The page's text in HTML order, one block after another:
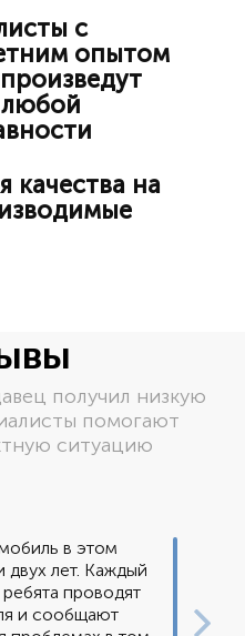
с
опытом
качества на
получил низкую
помогают
ситуацию
в этом
двух лет. Каждый
проводят
и сообщают